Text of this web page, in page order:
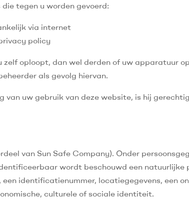
tegen u worden gevoerd:
via internet
policy
oploopt, dan wel derden of uw apparatuur
als gevolg hiervan.
uw gebruik van deze website, is hij
van Sun Safe Company). Onder
wordt beschouwd een
identificatienummer, locatiegegevens, een
culturele of sociale identiteit.